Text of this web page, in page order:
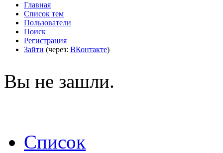
Главная
Список тем
Пользователи
Поиск
Регистрация
Зайти (через: ВКонтакте)
Вы не зашли.
Список